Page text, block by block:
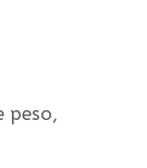
peso,